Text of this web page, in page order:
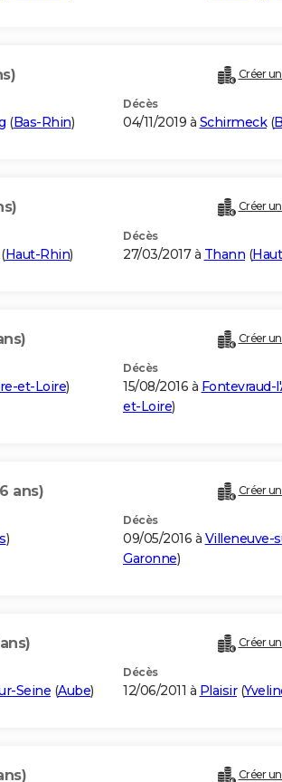
Créer
(Bas-Rhin)
Décès
04/11/2019 à Schirmeck(
Créer
(Haut-Rhin)
Décès
27/03/2017 à Thann (
Créer
et-Loire)
Décès
15/08/2016 à Fontevraud-
et-Loire)
ans) Créer
)
Décès
09/05/2016 à Villeneuve-
Garonne)
Créer
Seine (Aube)
Décès
12/06/2011 à Plaisir(
Créer